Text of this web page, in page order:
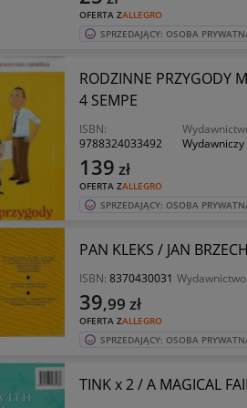
OFERTA ZALLEGRO
SPRZEDAJĄCY: OSOBA
RODZINNE PRZYGODY
4 SEMPE
ISBN:
9788324033492
Wydawniczy
OFERTA ZALLEGRO
139 zł
SPRZEDAJĄCY: OSOBA
PAN KLEKS / JAN
ISBN: 8370430031 Wydawnictwo:
OFERTA ZALLEGRO
39,99 zł
SPRZEDAJĄCY: OSOBA
TINK x 2 / A MAGICAL